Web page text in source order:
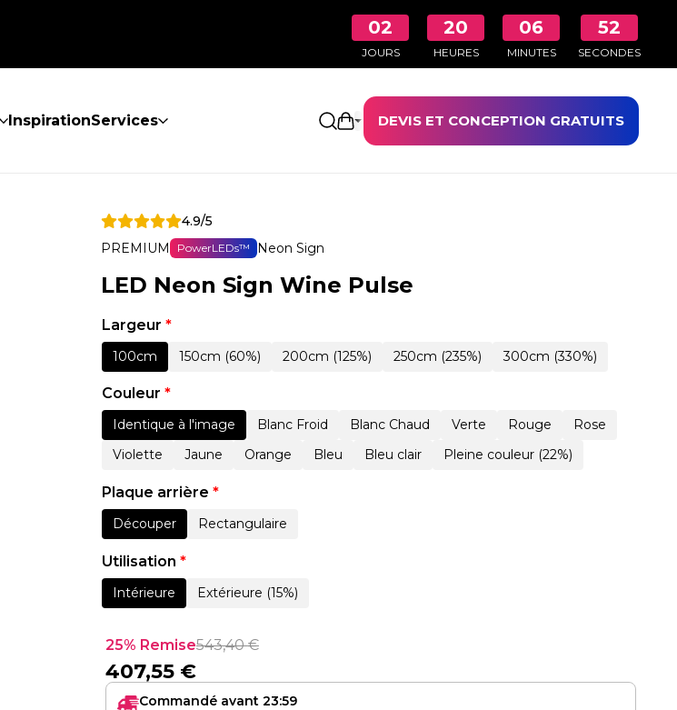
02
JOURS
20
HEURES
06
MINUTES
51
SECONDES
InspirationServices Ouvrir le panier
DEVIS ET CONCEPTION GRATUITS
4.9/5
PREMIUM
PowerLEDs™ Neon Sign
LED Neon Sign Wine Pulse
Largeur *
100cm 150cm (60%) 200cm (125%) 250cm (235%) 300cm (330%)
Couleur *
Identique à l'image Blanc Froid Blanc Chaud Verte Rouge
Rose
Violette
Jaune Orange Bleu Bleu clair Pleine couleur (22%)
Plaque arrière *
Découper Rectangulaire
Utilisation *
Intérieure Extérieure (15%)
25% Remise543,40€
407,55 €
Commandé avant 23:59